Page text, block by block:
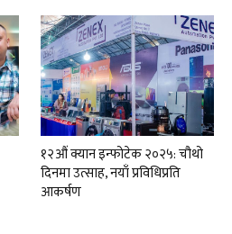
१२औं क्यान इन्फोटेक २०२५: चौथो
दिनमा उत्साह, नयाँ प्रविधिप्रति
आकर्षण